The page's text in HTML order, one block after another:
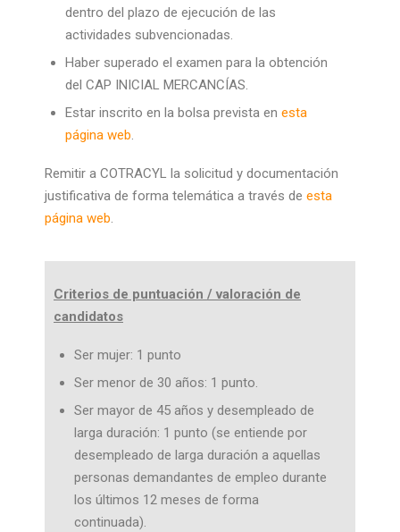
dentro del plazo de ejecución de las
actividades subvencionadas.
Haber superado el examen para la obtención
del CAP INICIAL MERCANCÍAS.
Estar inscrito en la bolsa prevista en esta
página web.
Remitir a COTRACYL la solicitud y documentación
justificativa de forma telemática a través de esta
página web.
Criterios de puntuación / valoración de
candidatos
Ser mujer: 1 punto
Ser menor de 30 años: 1 punto.
Ser mayor de 45 años y desempleado de
larga duración: 1 punto (se entiende por
desempleado de larga duración a aquellas
personas demandantes de empleo durante
los últimos 12 meses de forma
continuada).